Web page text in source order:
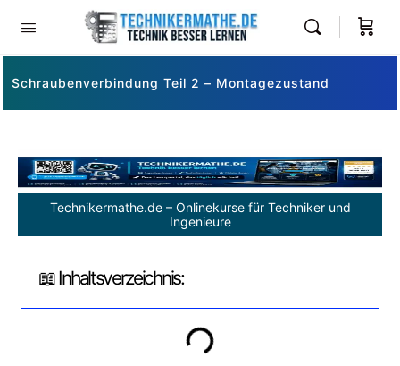
Schraubenverbindung Teil 2 – Montagezustand
Technikermathe.de – Onlinekurse für Techniker und
Ingenieure
📖 Inhaltsverzeichnis: